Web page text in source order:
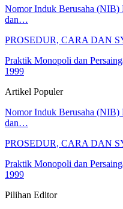
Nomor Induk Berusaha (NIB)
dan…
PROSEDUR, CARA DAN
Praktik Monopoli dan
1999
Artikel Populer
Nomor Induk Berusaha (NIB)
dan…
PROSEDUR, CARA DAN
Praktik Monopoli dan
1999
Pilihan Editor